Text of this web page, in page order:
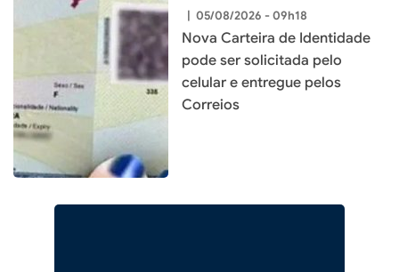
| 05/08/2026 - 09h18
Nova Carteira de Identidade
pode ser solicitada pelo
celular e entregue pelos
Correios